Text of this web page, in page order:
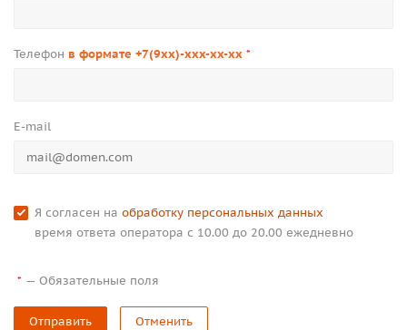
Телефон в формате +7(9xx)-xxx-xx-xx *
E-mail
Я согласен на обработку персональных данных
время ответа оператора с 10.00 до 20.00 ежедневно
* — Обязательные поля
Отправить Отменить